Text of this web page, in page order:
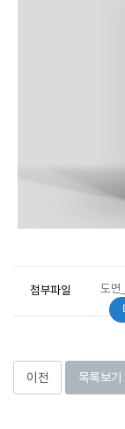
첨부파일 도면
이전 목록보기